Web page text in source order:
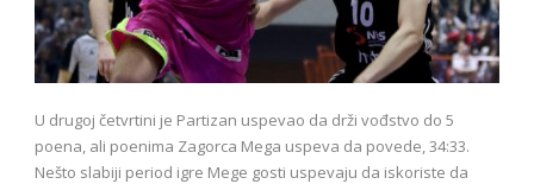
U drugoj četvrtini je Partizan uspevao da drži vođstvo do 5
poena, ali poenima Zagorca Mega uspeva da povede, 34:33.
Nešto slabiji period igre Mege gosti uspevaju da iskoriste da